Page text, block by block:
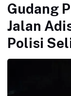
Gudang
Jalan
Polisi